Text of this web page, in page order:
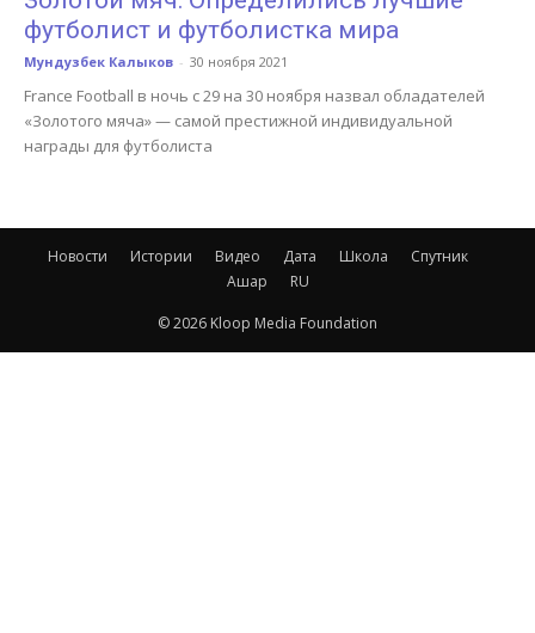
футболист и футболистка мира
Мундузбек Калыков - 30 ноября 2021
France Football в ночь с 29 на 30 ноября назвал обладателей
«Золотого мяча» — самой престижной индивидуальной
награды для футболиста
Новости Истории Видео Дата Школа
Спутник
Ашар
RU
© 2026 Kloop Media Foundation